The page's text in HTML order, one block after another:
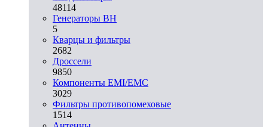
48114
Генераторы ВН
5
Кварцы и фильтры
2682
Дроссели
9850
Компоненты EMI/EMC
3029
Фильтры противопомеховые
1514